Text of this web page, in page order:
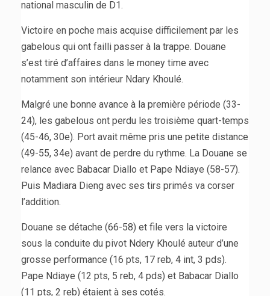
national masculin de D1.
Victoire en poche mais acquise difficilement par les
gabelous qui ont failli passer à la trappe. Douane
s’est tiré d’affaires dans le money time avec
notamment son intérieur Ndary Khoulé.
Malgré une bonne avance à la première période (33-
24), les gabelous ont perdu les troisième quart-temps
(45-46, 30e). Port avait même pris une petite distance
(49-55, 34e) avant de perdre du rythme. La Douane se
relance avec Babacar Diallo et Pape Ndiaye (58-57).
Puis Madiara Dieng avec ses tirs primés va corser
l’addition.
Douane se détache (66-58) et file vers la victoire
sous la conduite du pivot Ndery Khoulé auteur d’une
grosse performance (16 pts, 17 reb, 4 int, 3 pds).
Pape Ndiaye (12 pts, 5 reb, 4 pds) et Babacar Diallo
(11 pts, 2 reb) étaient à ses cotés.